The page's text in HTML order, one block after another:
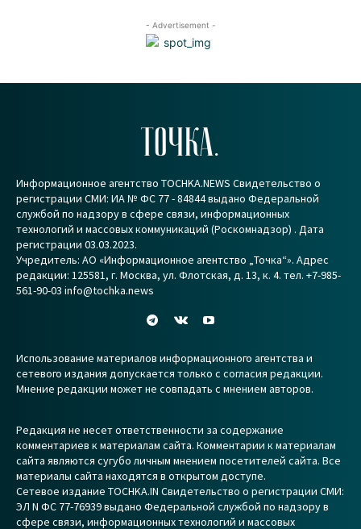
- Advertisement -
ТОЧКА.
Информационное агентство TOCHKA.NEWS Свидетельство о
регистрации СМИ: ИА № ФС 77 - 84844 выдано Федеральной
службой по надзору в сфере связи, информационных
технологий и массовых коммуникаций (Роскомнадзор) . Дата
регистрации 03.03.2023.
Учредитель: АО «Информационное агентство „Точка“». Адрес
редакции: 125581, г. Москва, ул. Флотская, д. 13, к. 4. тел. +7-985-
561-90-03 info@tochka.news
Использование материалов информационного агентства и
сетевого издания допускается только с согласия редакции.
Мнение редакции может не совпадать с мнением авторов.
Редакция не несет ответственности за содержание
комментариев к материалам сайта. Комментарии к материалам
сайта являются сугубо личным мнением посетителей сайта. Все
материалы сайта находятся в открытом доступе.
Сетевое издание TOCHKA.IN Свидетельство о регистрации СМИ:
ЭЛ N ФС 77-76939 выдано Федеральной службой по надзору в
сфере связи, информационных технологий и массовых